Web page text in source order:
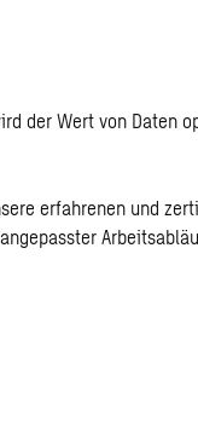
der Wert von Daten
erfahrenen und